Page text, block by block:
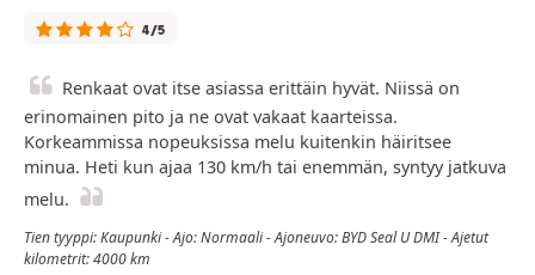
4/5
Renkaat ovat itse asiassa erittäin hyvät. Niissä on
erinomainen pito ja ne ovat vakaat kaarteissa.
Korkeammissa nopeuksissa melu kuitenkin häiritsee
minua. Heti kun ajaa 130 km/h tai enemmän, syntyy jatkuva
melu.
Tien tyyppi: Kaupunki - Ajo: Normaali - Ajoneuvo: BYD Seal U DMI - Ajetut
kilometrit: 4000 km